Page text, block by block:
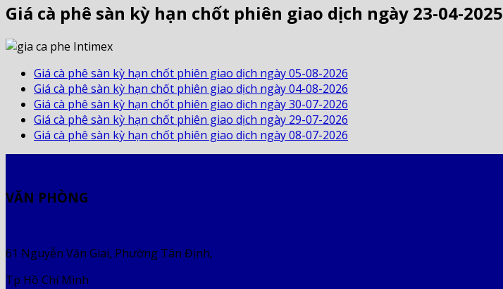
Giá cà phê sàn kỳ hạn chốt phiên giao dịch ngày 23-04-2025
Giá cà phê sàn kỳ hạn chốt phiên giao dịch ngày 05-08-2026
Giá cà phê sàn kỳ hạn chốt phiên giao dịch ngày 04-08-2026
Giá cà phê sàn kỳ hạn chốt phiên giao dịch ngày 30-07-2026
Giá cà phê sàn kỳ hạn chốt phiên giao dịch ngày 29-07-2026
Giá cà phê sàn kỳ hạn chốt phiên giao dịch ngày 08-07-2026
VĂN PHÒNG
61 Nguyễn Văn Giai, Phường Tân Định,
Tp Hồ Chí Minh